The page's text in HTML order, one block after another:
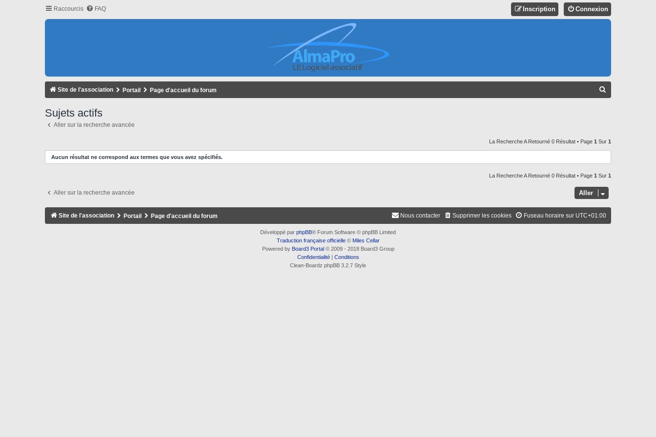
Raccourcis FAQ Connexion
Inscription
Site de l'association Portail Page d'accueil du forum
E
R
C
H
Sujets actifs
Aller sur la recherche avancée
La Recherche A Retourné 0 Résultat • Page 1 Sur 1
Aucun résultat ne correspond aux termes que vous avez spécifiés.
La Recherche A Retourné 0 Résultat • Page 1 Sur 1
Aller sur la recherche avancée Aller
Site de l'association Portail Page d'accueil du forum Fuseau horaire sur UTC+01:00
Supprimer les cookies
Nous contacter
Développé par phpBB® Forum Software © phpBB Limited
Traduction française officielle© Miles Cellar
Powered by Board3 Portal© 2009 - 2018 Board3 Group
Confidentialité| Conditions
Clean-Boardz phpBB 3.2.7 Style